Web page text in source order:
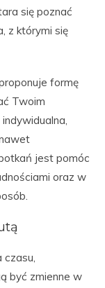
się poznać
z którymi się
formę
Twoim
jest pomóc
oraz w
czasu,
być zmienne w